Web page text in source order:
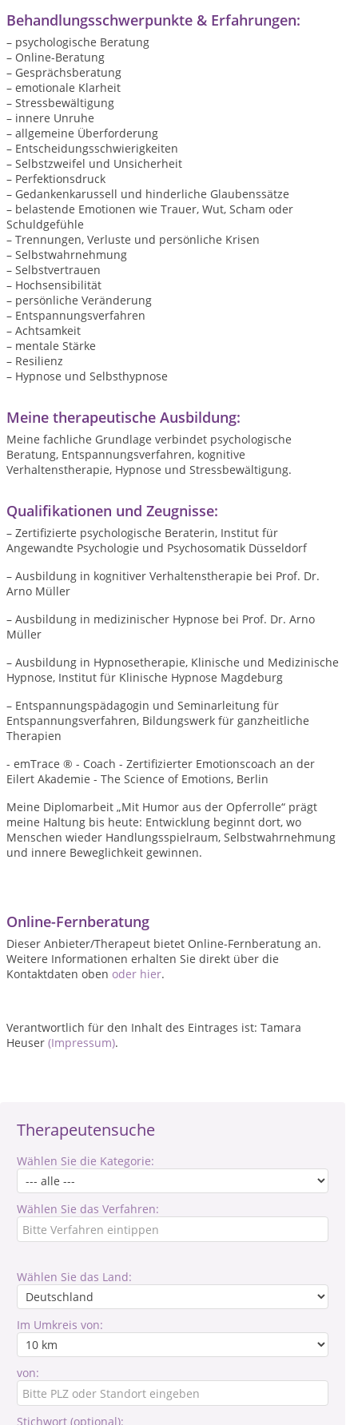
Therapeutensuche
Wählen Sie die Kategorie:
Wählen Sie das Verfahren:
Wählen Sie das Land:
Im Umkreis von:
von:
Stichwort (optional):
Behandlungsschwerpunkte & Erfahrungen:
– psychologische Beratung
– Online-Beratung
– Gesprächsberatung
– emotionale Klarheit
– Stressbewältigung
– innere Unruhe
– allgemeine Überforderung
– Entscheidungsschwierigkeiten
– Selbstzweifel und Unsicherheit
– Perfektionsdruck
– Gedankenkarussell und hinderliche Glaubenssätze
– belastende Emotionen wie Trauer, Wut, Scham oder
Schuldgefühle
– Trennungen, Verluste und persönliche Krisen
– Selbstwahrnehmung
– Selbstvertrauen
– Hochsensibilität
– persönliche Veränderung
– Entspannungsverfahren
– Achtsamkeit
– mentale Stärke
– Resilienz
– Hypnose und Selbsthypnose
Meine therapeutische Ausbildung:
Meine fachliche Grundlage verbindet psychologische
Beratung, Entspannungsverfahren, kognitive
Verhaltenstherapie, Hypnose und Stressbewältigung.
Qualifikationen und Zeugnisse:
– Zertifizierte psychologische Beraterin, Institut für
Angewandte Psychologie und Psychosomatik Düsseldorf
– Ausbildung in kognitiver Verhaltenstherapie bei Prof. Dr.
Arno Müller
– Ausbildung in medizinischer Hypnose bei Prof. Dr. Arno
Müller
– Ausbildung in Hypnosetherapie, Klinische und Medizinische
Hypnose, Institut für Klinische Hypnose Magdeburg
– Entspannungspädagogin und Seminarleitung für
Entspannungsverfahren, Bildungswerk für ganzheitliche
Therapien
- emTrace ® - Coach - Zertifizierter Emotionscoach an der
Eilert Akademie - The Science of Emotions, Berlin
Meine Diplomarbeit „Mit Humor aus der Opferrolle“ prägt
meine Haltung bis heute: Entwicklung beginnt dort, wo
Menschen wieder Handlungsspielraum, Selbstwahrnehmung
und innere Beweglichkeit gewinnen.
Online-Fernberatung
Dieser Anbieter/Therapeut bietet Online-Fernberatung an.
Weitere Informationen erhalten Sie direkt über die
Kontaktdaten oben oder hier.
Verantwortlich für den Inhalt des Eintrages ist: Tamara
Heuser (Impressum).